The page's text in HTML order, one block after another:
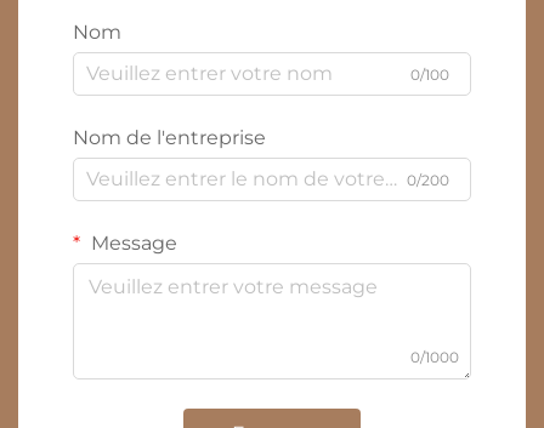
Nom
0/100
Nom de l'entreprise
0/200
Message
0/1000